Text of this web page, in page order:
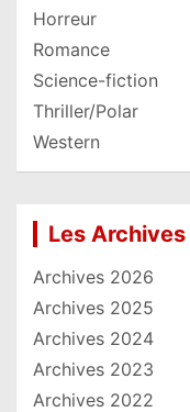
Horreur
Romance
Science-fiction
Thriller/Polar
Western
Les Archives
Archives 2026
Archives 2025
Archives 2024
Archives 2023
Archives 2022